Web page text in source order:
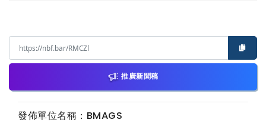
推廣新聞稿
發佈單位名稱：BMAGS